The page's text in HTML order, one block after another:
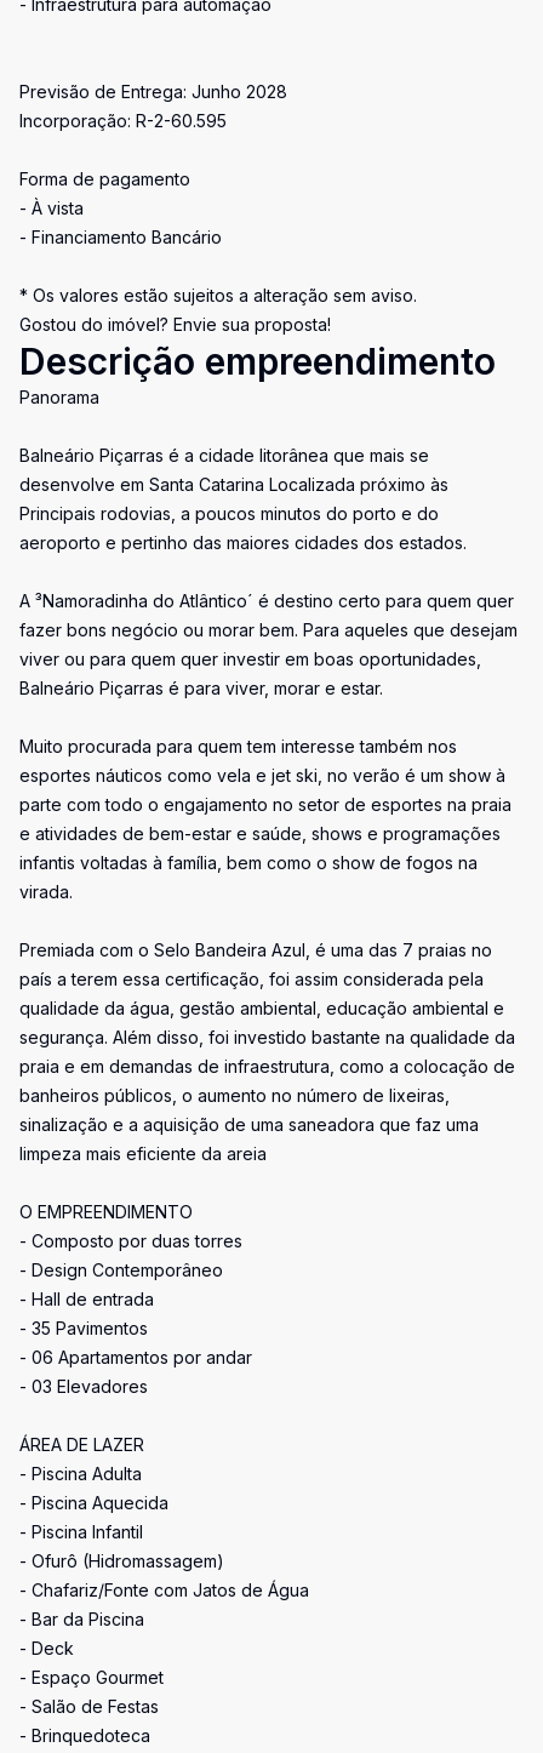
- Infraestrutura para automação
Previsão de Entrega: Junho 2028
Incorporação: R-2-60.595
Forma de pagamento
- À vista
- Financiamento Bancário
* Os valores estão sujeitos a alteração sem aviso.
Gostou do imóvel? Envie sua proposta!
Descrição empreendimento
Panorama
Balneário Piçarras é a cidade litorânea que mais se
desenvolve em Santa Catarina Localizada próximo às
Principais rodovias, a poucos minutos do porto e do
aeroporto e pertinho das maiores cidades dos estados.
A ³Namoradinha do Atlântico´ é destino certo para quem quer
fazer bons negócio ou morar bem. Para aqueles que desejam
viver ou para quem quer investir em boas oportunidades,
Balneário Piçarras é para viver, morar e estar.
Muito procurada para quem tem interesse também nos
esportes náuticos como vela e jet ski, no verão é um show à
parte com todo o engajamento no setor de esportes na praia
e atividades de bem-estar e saúde, shows e programações
infantis voltadas à família, bem como o show de fogos na
virada.
Premiada com o Selo Bandeira Azul, é uma das 7 praias no
país a terem essa certificação, foi assim considerada pela
qualidade da água, gestão ambiental, educação ambiental e
segurança. Além disso, foi investido bastante na qualidade da
praia e em demandas de infraestrutura, como a colocação de
banheiros públicos, o aumento no número de lixeiras,
sinalização e a aquisição de uma saneadora que faz uma
limpeza mais eficiente da areia
O EMPREENDIMENTO
- Composto por duas torres
- Design Contemporâneo
- Hall de entrada
- 35 Pavimentos
- 06 Apartamentos por andar
- 03 Elevadores
ÁREA DE LAZER
- Piscina Adulta
- Piscina Aquecida
- Piscina Infantil
- Ofurô (Hidromassagem)
- Chafariz/Fonte com Jatos de Água
- Bar da Piscina
- Deck
- Espaço Gourmet
- Salão de Festas
- Brinquedoteca